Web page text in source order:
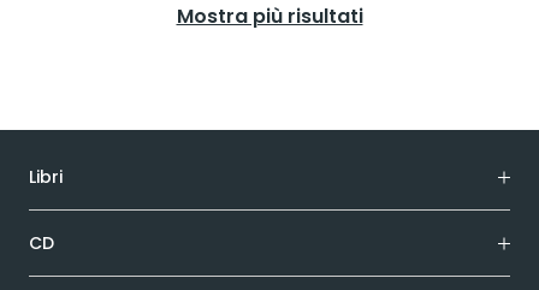
Mostra più risultati
Libri
CD